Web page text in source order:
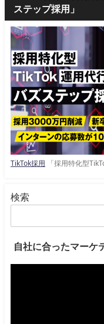
ステップ採用」
TikTok採用 「採用特化型
検索
自社に合ったマーケ